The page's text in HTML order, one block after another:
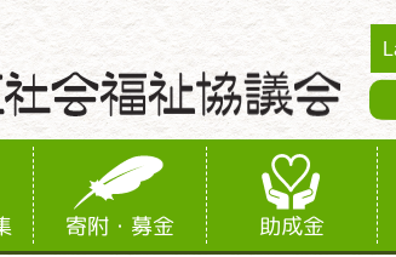
寄附・募金 助成金